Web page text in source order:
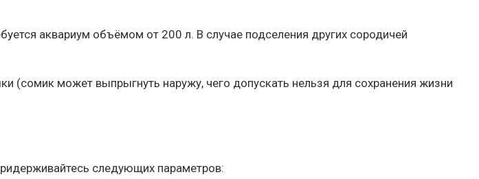
аквариум объёмом от 200 л. В случае подселения других сородичей
может выпрыгнуть наружу, чего допускать нельзя для сохранения жизни
следующих параметров: